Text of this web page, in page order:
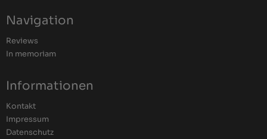
Navigation
Reviews
In memoriam
Informationen
Kontakt
Impressum
Datenschutz